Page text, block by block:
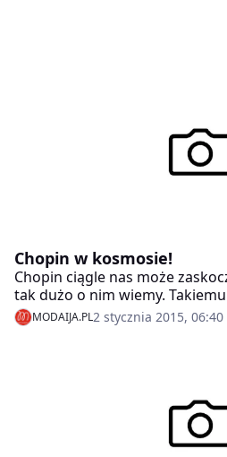
Chopin w kosmosie!
Chopin ciągle nas może
tak dużo o nim wiemy.
Chopina z innej strony (czy
poświęcony będzie nowy cykl
MODAIJA.PL2 stycznia 2015, 06:40